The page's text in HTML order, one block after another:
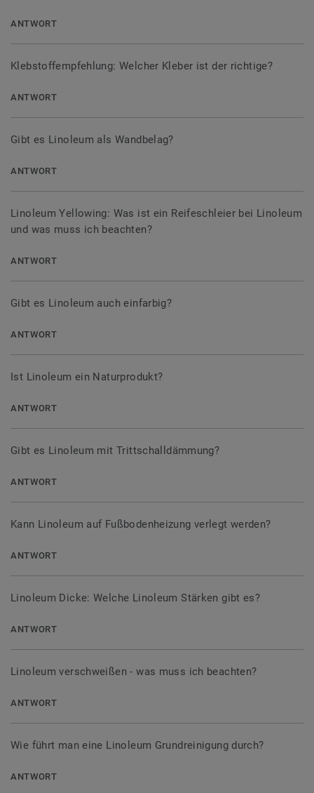
ANTWORT
Klebstoffempfehlung: Welcher Kleber ist der richtige?
ANTWORT
Gibt es Linoleum als Wandbelag?
ANTWORT
Linoleum Yellowing: Was ist ein Reifeschleier bei Linoleum
und was muss ich beachten?
ANTWORT
Gibt es Linoleum auch einfarbig?
ANTWORT
Ist Linoleum ein Naturprodukt?
ANTWORT
Gibt es Linoleum mit Trittschalldämmung?
ANTWORT
Kann Linoleum auf Fußbodenheizung verlegt werden?
ANTWORT
Linoleum Dicke: Welche Linoleum Stärken gibt es?
ANTWORT
Linoleum verschweißen - was muss ich beachten?
ANTWORT
Wie führt man eine Linoleum Grundreinigung durch?
ANTWORT